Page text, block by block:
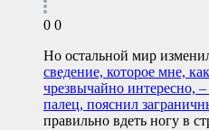
0 0
Но остальной мир
сведение, которое мне,
чрезвычайно интересно,
палец, пояснил
правильно вдеть ногу в